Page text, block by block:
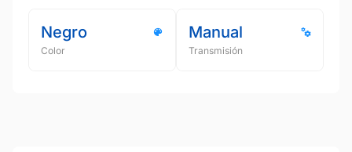
Negro
Color
Manual
Transmisión